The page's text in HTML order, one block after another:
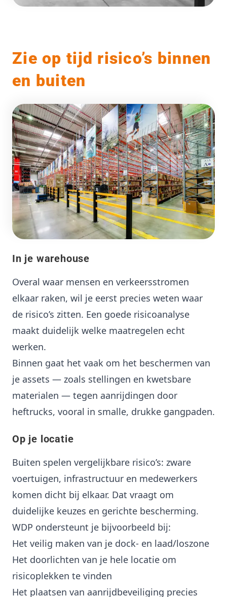
Zie op tijd risico’s binnen
en buiten
In je warehouse
Overal waar mensen en verkeersstromen
elkaar raken, wil je eerst precies weten waar
de risico’s zitten. Een goede risicoanalyse
maakt duidelijk welke maatregelen echt
werken.
Binnen gaat het vaak om het beschermen van
je assets — zoals stellingen en kwetsbare
materialen — tegen aanrijdingen door
heftrucks, vooral in smalle, drukke gangpaden.
Op je locatie
Buiten spelen vergelijkbare risico’s: zware
voertuigen, infrastructuur en medewerkers
komen dicht bij elkaar. Dat vraagt om
duidelijke keuzes en gerichte bescherming.
WDP ondersteunt je bijvoorbeeld bij:
Het veilig maken van je dock- en laad/loszone
Het doorlichten van je hele locatie om
risicoplekken te vinden
Het plaatsen van aanrijdbeveiliging precies